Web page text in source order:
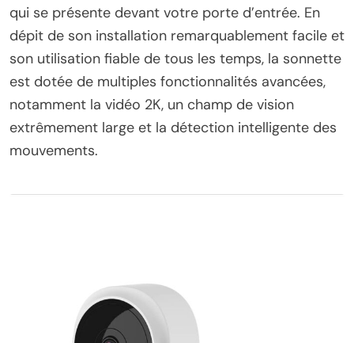
qui se présente devant votre porte d’entrée. En
dépit de son installation remarquablement facile et
son utilisation fiable de tous les temps, la sonnette
est dotée de multiples fonctionnalités avancées,
notamment la vidéo 2K, un champ de vision
extrêmement large et la détection intelligente des
mouvements.